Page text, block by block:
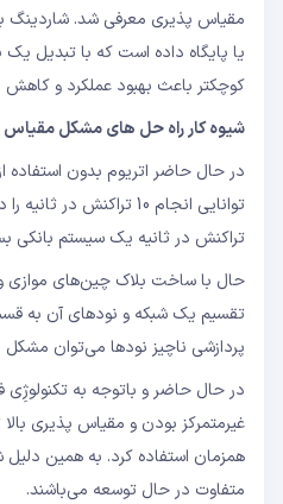
مقیاس پذیری معرفی شد. شاردینگ
یا پایگاه داده است که با تبدیل
کوچکتر باعث بهبود عملکرد و
شیوه کار راه حل های مشکل مقیاس
در حال حاضر اتریوم بدون استفاده
تراکنش در ثانیه یک سیستم بانکی
حال با ساخت بلاک چین‌های موازی
پردازشی ناچیز نودها می‌توان
در حال حاضر و باتوجه به تکنولوژِی
غیرمتمرکز بودن و مقیاس پذیری
همزمان استفاده کرد. به همین
متفاوت در حال توسعه می‌باشند.